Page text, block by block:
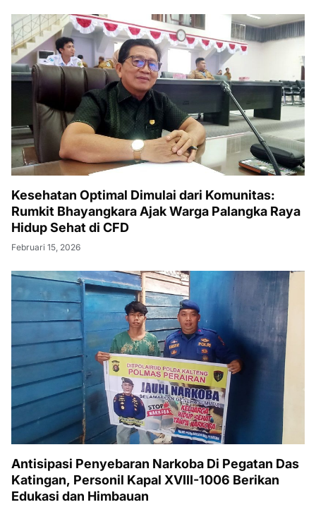
Kesehatan Optimal Dimulai dari Komunitas:
Rumkit Bhayangkara Ajak Warga Palangka Raya
Hidup Sehat di CFD
Februari 15, 2026
Antisipasi Penyebaran Narkoba Di Pegatan Das
Katingan, Personil Kapal XVIII-1006 Berikan
Edukasi dan Himbauan